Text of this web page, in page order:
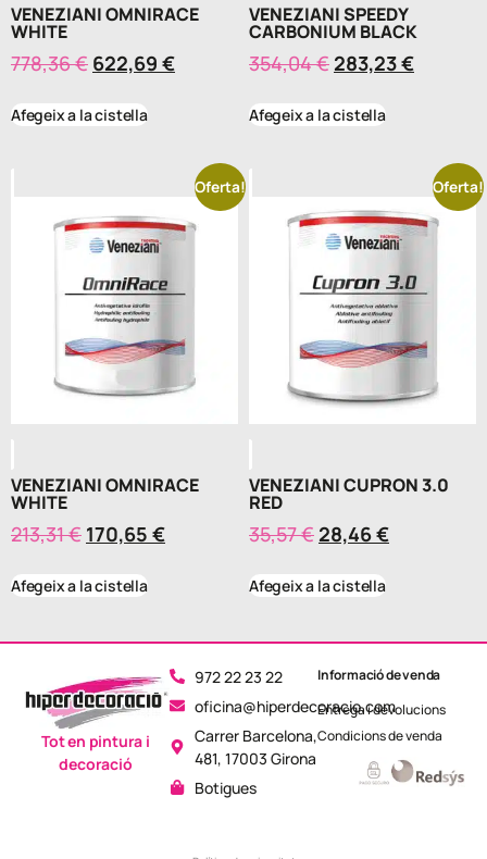
VENEZIANI OMNIRACE
WHITE
778,36€ 622,69 €
Afegeix a la cistella
VENEZIANI SPEEDY
CARBONIUM BLACK
354,04€ 283,23€
Afegeix a la cistella
Oferta!
VENEZIANI OMNIRACE
WHITE
213,31€ 170,65 €
Afegeix a la cistella
Oferta!
VENEZIANI CUPRON 3.0
RED
35,57€ 28,46€
Afegeix a la cistella
972 22 23 22
oficina@hiperdecoracio.com
Carrer Barcelona,
481, 17003 Girona
Botigues
Tot en pintura i
decoració
Informació de venda
Entrega i devolucions
Condicions de venda